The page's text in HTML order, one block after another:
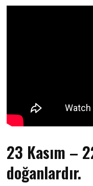
23 Kasım –
doğanlardır.